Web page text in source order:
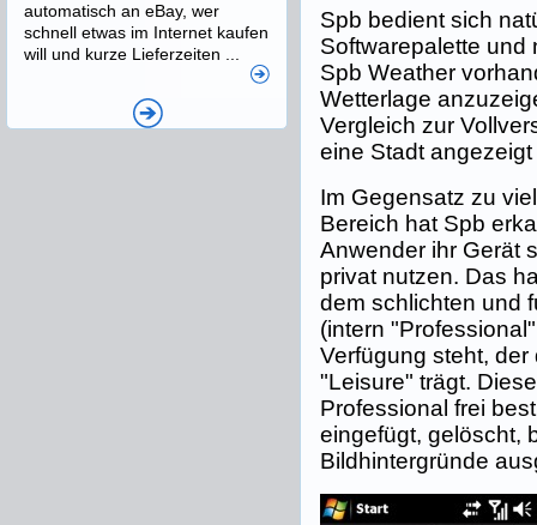
Spb bedient sich
Softwarepalette und
Spb Weather
Wetterlage
Vergleich zur
eine Stadt
Im Gegensatz zu
Bereich hat Spb
Anwender ihr Gerät
privat nutzen. Das
dem schlichten und
(intern
Verfügung steht,
"Leisure" trägt.
Professional frei
eingefügt, gelöscht,
Bildhintergründe
automatisch an eBay, wer
schnell etwas im Internet kaufen
will und kurze Lieferzeiten ...